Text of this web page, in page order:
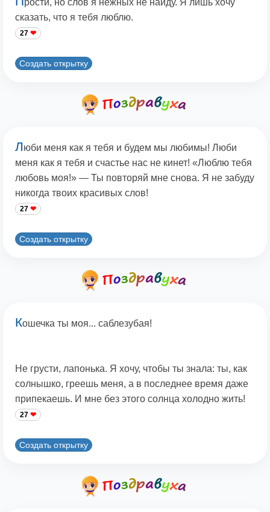
рости, но слов я нежных не найду. Я лишь хочу
сказать, что я тебя люблю.
27
Создать открытку
Люби меня как я тебя и будем мы любимы! Люби
меня как я тебя и счастье нас не кинет! «Люблю тебя
любовь моя!» — Ты повторяй мне снова. Я не забуду
никогда твоих красивых слов!
27
Создать открытку
Кошечка ты моя... саблезубая!
Не грусти, лапонька. Я хочу, чтобы ты знала: ты, как
солнышко, греешь меня, а в последнее время даже
припекаешь. И мне без этого солнца холодно жить!
27
Создать открытку